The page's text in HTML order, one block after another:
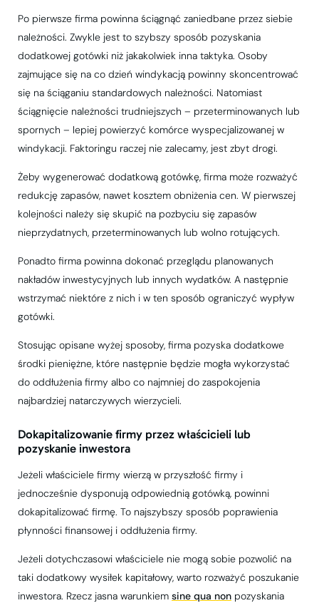
Po pierwsze firma powinna ściągnąć zaniedbane przez siebie
należności. Zwykle jest to szybszy sposób pozyskania
dodatkowej gotówki niż jakakolwiek inna taktyka. Osoby
zajmujące się na co dzień windykacją powinny skoncentrować
się na ściąganiu standardowych należności. Natomiast
ściągnięcie należności trudniejszych – przeterminowanych lub
spornych – lepiej powierzyć komórce wyspecjalizowanej w
windykacji. Faktoringu raczej nie zalecamy, jest zbyt drogi.
Żeby wygenerować dodatkową gotówkę, firma może rozważyć
redukcję zapasów, nawet kosztem obniżenia cen. W pierwszej
kolejności należy się skupić na pozbyciu się zapasów
nieprzydatnych, przeterminowanych lub wolno rotujących.
Ponadto firma powinna dokonać przeglądu planowanych
nakładów inwestycyjnych lub innych wydatków. A następnie
wstrzymać niektóre z nich i w ten sposób ograniczyć wypływ
gotówki.
Stosując opisane wyżej sposoby, firma pozyska dodatkowe
środki pieniężne, które następnie będzie mogła wykorzystać
do oddłużenia firmy albo co najmniej do zaspokojenia
najbardziej natarczywych wierzycieli.
Dokapitalizowanie firmy przez właścicieli lub
pozyskanie inwestora
Jeżeli właściciele firmy wierzą w przyszłość firmy i
jednocześnie dysponują odpowiednią gotówką, powinni
dokapitalizować firmę. To najszybszy sposób poprawienia
płynności finansowej i oddłużenia firmy.
Jeżeli dotychczasowi właściciele nie mogą sobie pozwolić na
taki dodatkowy wysiłek kapitałowy, warto rozważyć poszukanie
inwestora. Rzecz jasna warunkiem sine qua non pozyskania